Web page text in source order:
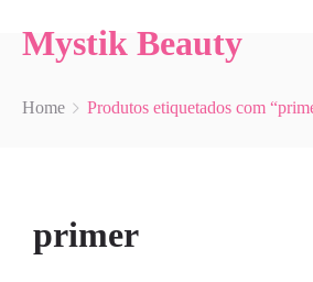
Mystik Beauty
Home Produtos etiquetados com
primer